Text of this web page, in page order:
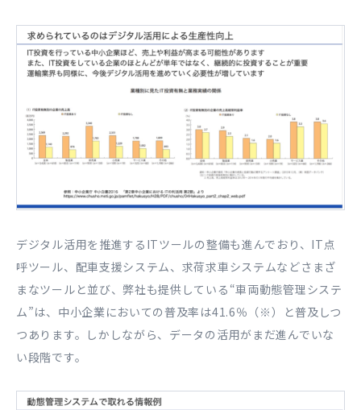
デジタル活用を推進するITツールの整備も進んでおり、IT点
呼ツール、配車支援システム、求荷求車システムなどさまざ
まなツールと並び、弊社も提供している“車両動態管理システ
ム”は、中小企業においての普及率は41.6％（※）と普及しつ
つあります。しかしながら、データの活用がまだ進んでいな
い段階です。